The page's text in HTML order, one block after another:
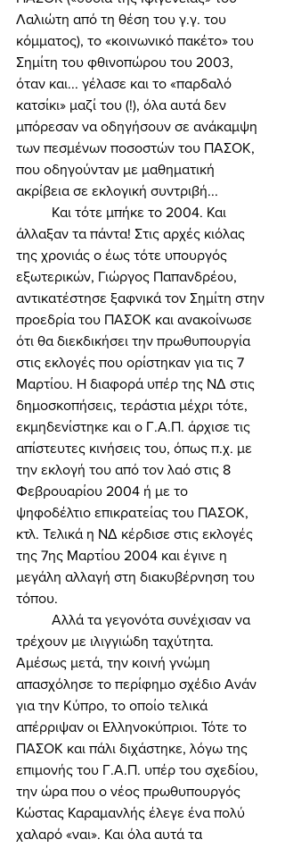
Λαλιώτη από τη θέση του γ.γ. του
κόμματος), το «κοινωνικό πακέτο» του
Σημίτη του φθινοπώρου του 2003,
όταν και... γέλασε και το «παρδαλό
κατσίκι» μαζί του (!), όλα αυτά δεν
μπόρεσαν να οδηγήσουν σε ανάκαμψη
των πεσμένων ποσοστών του ΠΑΣΟΚ,
που οδηγούνταν με μαθηματική
ακρίβεια σε εκλογική συντριβή...
άλλαξαν τα πάντα! Στις αρχές κιόλας
της χρονιάς ο έως τότε υπουργός
εξωτερικών, Γιώργος Παπανδρέου,
αντικατέστησε ξαφνικά τον Σημίτη στην
προεδρία του ΠΑΣΟΚ και ανακοίνωσε
ότι θα διεκδικήσει την πρωθυπουργία
στις εκλογές που ορίστηκαν για τις 7
Μαρτίου. Η διαφορά υπέρ της ΝΔ στις
δημοσκοπήσεις, τεράστια μέχρι τότε,
εκμηδενίστηκε και ο Γ.Α.Π. άρχισε τις
απίστευτες κινήσεις του, όπως π.χ. με
την εκλογή του από τον λαό στις 8
Φεβρουαρίου 2004 ή με το
ψηφοδέλτιο επικρατείας του ΠΑΣΟΚ,
κτλ. Τελικά η ΝΔ κέρδισε στις εκλογές
της 7ης Μαρτίου 2004 και έγινε η
μεγάλη αλλαγή στη διακυβέρνηση του
τόπου.
τρέχουν με ιλιγγιώδη ταχύτητα.
Αμέσως μετά, την κοινή γνώμη
απασχόλησε το περίφημο σχέδιο Ανάν
για την Κύπρο, το οποίο τελικά
απέρριψαν οι Ελληνοκύπριοι. Τότε το
ΠΑΣΟΚ και πάλι διχάστηκε, λόγω της
επιμονής του Γ.Α.Π. υπέρ του σχεδίου,
την ώρα που ο νέος πρωθυπουργός
Κώστας Καραμανλής έλεγε ένα πολύ
χαλαρό «ναι». Και όλα αυτά τα